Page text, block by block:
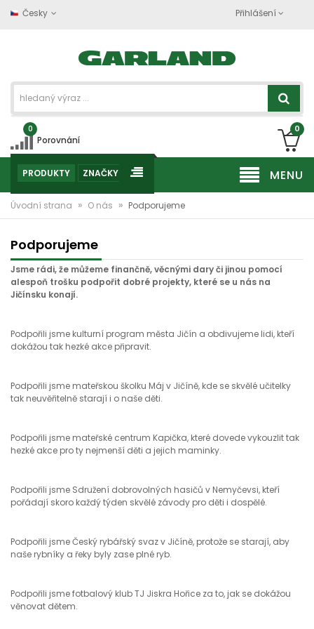
Česky Přihlášení
0
Porovnání
0
MENU
PRODUKTY ZNAČKY
Úvodní strana » O nás » Podporujeme
Podporujeme
Jsme rádi, že můžeme finančně, věcnými dary či jinou pomocí
alespoň trošku podpořit dobré projekty, které se u nás na
Jičínsku konají.
Podpořili jsme kulturní program města Jičín a obdivujeme lidi, kteří
dokážou tak hezké akce připravit.
Podpořili jsme mateřskou školku Máj v Jičíně, kde se skvělé učitelky
tak neuvěřitelně starají i o naše děti.
Podpořili jsme mateřské centrum Kapička, které dovede vykouzlit tak
hezké akce pro ty nejmenší děti a jejich maminky.
Podpořili jsme Sdružení dobrovolných hasičů v Nemyčevsi, kteří
pořádají skoro každý týden skvělé závody pro děti i dospělé.
Podpořili jsme Český rybářský svaz v Jičíně, protože se starají, aby
naše rybníky a řeky byly zase plné ryb.
Podpořili jsme fotbalový klub TJ Jiskra Hořice za to, jak se dokážou
věnovat dětem.